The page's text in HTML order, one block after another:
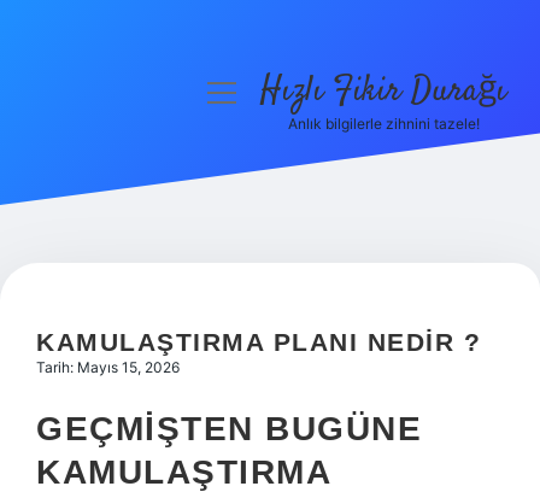
Hakkımızda
menüyüHızlı Fikir Durağı
Anlık bilgilerle zihnini tazele!
KAMULAŞTIRMA PLANI NEDIR ?
Tarih: Mayıs 15, 2026
GEÇMIŞTEN BUGÜNE
KAMULAŞTIRMA